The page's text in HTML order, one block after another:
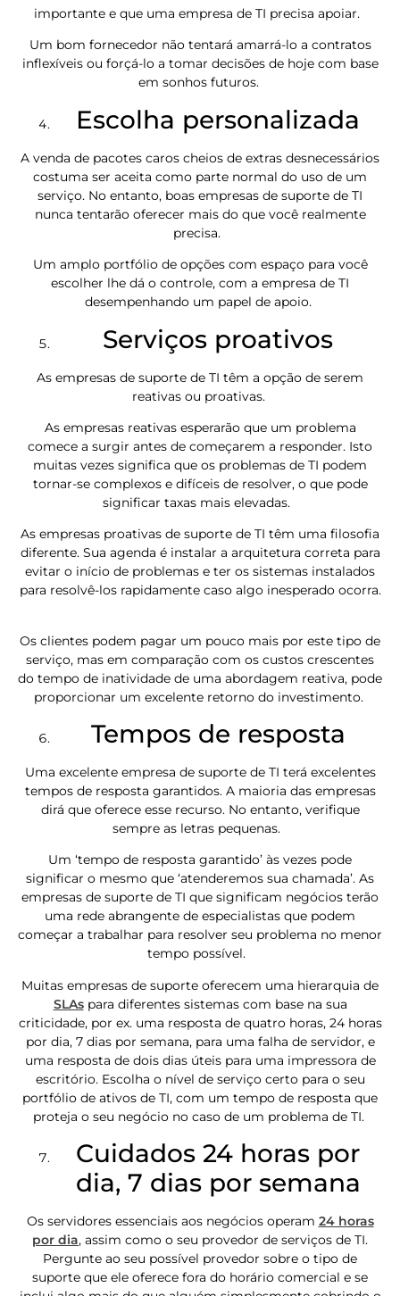
importante e que uma empresa de TI precisa apoiar.
Um bom fornecedor não tentará amarrá-lo a contratos
inflexíveis ou forçá-lo a tomar decisões de hoje com base
em sonhos futuros.
Escolha personalizada
A venda de pacotes caros cheios de extras desnecessários
costuma ser aceita como parte normal do uso de um
serviço. No entanto, boas empresas de suporte de TI
nunca tentarão oferecer mais do que você realmente
precisa.
Um amplo portfólio de opções com espaço para você
escolher lhe dá o controle, com a empresa de TI
desempenhando um papel de apoio.
Serviços proativos
As empresas de suporte de TI têm a opção de serem
reativas ou proativas.
As empresas reativas esperarão que um problema
comece a surgir antes de começarem a responder. Isto
muitas vezes significa que os problemas de TI podem
tornar-se complexos e difíceis de resolver, o que pode
significar taxas mais elevadas.
As empresas proativas de suporte de TI têm uma filosofia
diferente. Sua agenda é instalar a arquitetura correta para
evitar o início de problemas e ter os sistemas instalados
para resolvê-los rapidamente caso algo inesperado ocorra.
Os clientes podem pagar um pouco mais por este tipo de
serviço, mas em comparação com os custos crescentes
do tempo de inatividade de uma abordagem reativa, pode
proporcionar um excelente retorno do investimento.
Tempos de resposta
Uma excelente empresa de suporte de TI terá excelentes
tempos de resposta garantidos. A maioria das empresas
dirá que oferece esse recurso. No entanto, verifique
sempre as letras pequenas.
Um ‘tempo de resposta garantido’ às vezes pode
significar o mesmo que ‘atenderemos sua chamada’. As
empresas de suporte de TI que significam negócios terão
uma rede abrangente de especialistas que podem
começar a trabalhar para resolver seu problema no menor
tempo possível.
Muitas empresas de suporte oferecem uma hierarquia de
SLAspara diferentes sistemas com base na sua
criticidade, por ex. uma resposta de quatro horas, 24 horas
por dia, 7 dias por semana, para uma falha de servidor, e
uma resposta de dois dias úteis para uma impressora de
escritório. Escolha o nível de serviço certo para o seu
portfólio de ativos de TI, com um tempo de resposta que
proteja o seu negócio no caso de um problema de TI.
Cuidados 24 horas por
dia, 7 dias por semana
Os servidores essenciais aos negócios operam 24 horas
por dia, assim como o seu provedor de serviços de TI.
Pergunte ao seu possível provedor sobre o tipo de
suporte que ele oferece fora do horário comercial e se